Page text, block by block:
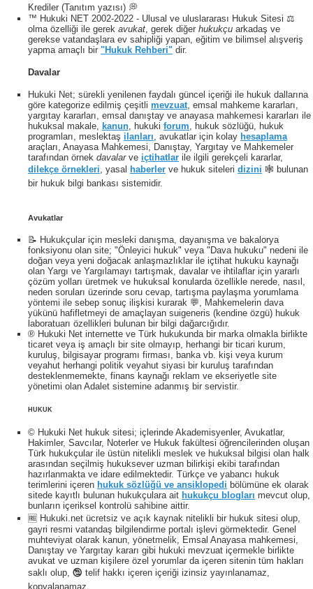
Krediler (Tanıtım yazısı) 💭
™ Hukuki NET 2002-2022 - Ulusal ve uluslararası Hukuk Sitesi ⚖️
olma özelliği ile gerek avukat , gerek diğer hukukçu arkadaş ve
gerekse vatandaşlara ev sahipliği yapan, eğitim ve bilimsel alışveriş
yapma amaçlı bir "Hukuk Rehberi" dir.
Davalar
Hukuki Net; sürekli yenilenen faydalı güncel içeriği ile hukuk dallarına
göre kategorize edilmiş çeşitli mevzuat, emsal mahkeme kararları,
yargıtay kararları, emsal danıştay ve anayasa mahkemesi kararları ile
hukuksal makale, kanun, hukuki forum, hukuk sözlüğü, hukuk
programları, meslektaş ilanları, avukatlar için kolay hesaplama
araçları, Anayasa Mahkemesi, Danıştay, Yargıtay ve Mahkemeler
tarafından örnek davalarve içtihatlar ile ilgili gerekçeli kararlar,
dilekçe örnekleri, yasal haberler ve hukuk siteleri dizini 🕸 bulunan
bir hukuk bilgi bankası sistemidir.
Avukatlar
📝 Hukukçular için mesleki danışma, dayanışma ve bakalorya
fonksiyonu olan site; "Önleyici hukuk" veya "Dava hukuku" nedeni ile
doğan veya yeni doğacak anlaşmazlıklar ile içtihat hukuku kaynağı
olan Yargı ve Yargılamayı tartışmak, davalar ve ihtilaflar için yararlı
çözüm yolları üretmek ve hukuksal konularda özellikle nerede, nasıl,
neden soruları üzerinde soru cevap, tartışma paylaşma yorumlama
yöntemi ile sebep sonuç ilişkisi kurarak 💬, Mahkemelerin dava
yükünü hafifletmeyi de amaçlayan suigeneris (kendine özgü) hukuk
laboratuarı özellikleri bulunan bir bilgi dağarcığıdır.
® Hukuki Net internette ve Türk hukukunda bir marka olmakla birlikte
ticaret veya iş amaçlı bir site olmayıp, herhangi bir ticari kurum,
kuruluş, bilgisayar programı firması, banka vb. kişi veya kurum
veyahut herhangi politik veyahut siyasi bir kuruluş tarafından
desteklenmemekte, finans kaynağı reklam ve ekseriyetle site
yönetimi olan Adalet sistemine adanmış bir servistir.
HUKUK
© Hukuki Net hukuk sitesi; içlerinde Akademisyenler, Avukatlar,
Hakimler, Savcılar, Noterler ve Hukuk fakültesi öğrencilerinden oluşan
Türk hukukçular ile üstün nitelikli meslek ve hukuksal bilgisi olan halk
arasından seçilmiş hukuksever uzman bilirkişi ekibi tarafından
hazırlanmakta ve idare edilmektedir. Türkçe ve yabancı hukuk
terimlerini içeren hukuk sözlüğü ve ansiklopedi bölümüne ek olarak
sitede kayıtlı bulunan hukukçulara ait hukukçu blogları mevcut olup,
bunların içeriksel kontrolü sahibine aittir.
🆓 Hukuki.net ücretsiz ve açık kaynak nitelikli bir hukuk sitesi olup,
gayri resmi vatandaş bilgilendirme portalı işlevi görmektedir. Genel
muhteviyat olarak kanun, yönetmelik, Emsal Anayasa mahkemesi,
Danıştay ve Yargıtay kararı gibi hukuki mevzuat içermekle birlikte
avukat ve uzman kişilere özel yorumlar da içeren sitenin tüm hakları
saklı olup, 🕲 telif hakkı içeren içeriği izinsiz yayınlanamaz,
kopyalanamaz.